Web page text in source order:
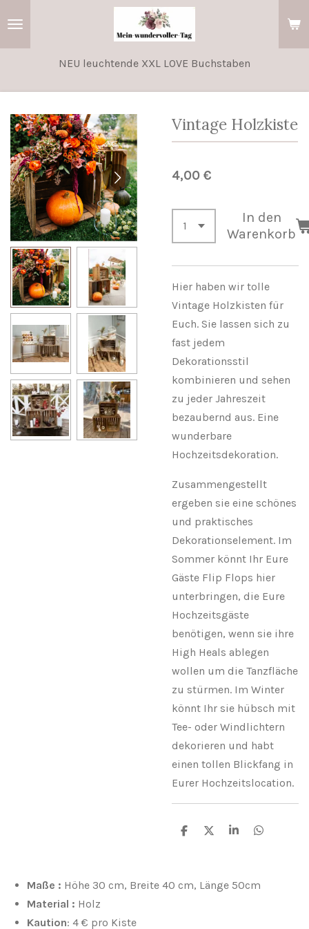
NEU leuchtende XXL LOVE Buchstaben
Vintage Holzkiste
4,00 €
In den
Warenkorb
Hier haben wir tolle
Vintage Holzkisten für
Euch. Sie lassen sich zu
fast jedem
Dekorationsstil
kombinieren und sehen
zu jeder Jahreszeit
bezaubernd aus. Eine
wunderbare
Hochzeitsdekoration.
Zusammengestellt
ergeben sie eine schönes
und praktisches
Dekorationselement. Im
Sommer könnt Ihr Eure
Gäste Flip Flops hier
unterbringen, die Eure
Hochzeitsgäste
benötigen, wenn sie ihre
High Heals ablegen
wollen um die Tanzfläche
zu stürmen. Im Winter
könnt Ihr sie hübsch mit
Tee- oder Windlichtern
dekorieren und habt
einen tollen Blickfang in
Eurer Hochzeitslocation.
T
n
T
e
n
T
n
T
n
Maße : Höhe 30 cm, Breite 40 cm, Länge 50cm
Material : Holz
Kaution: 4 € pro Kiste